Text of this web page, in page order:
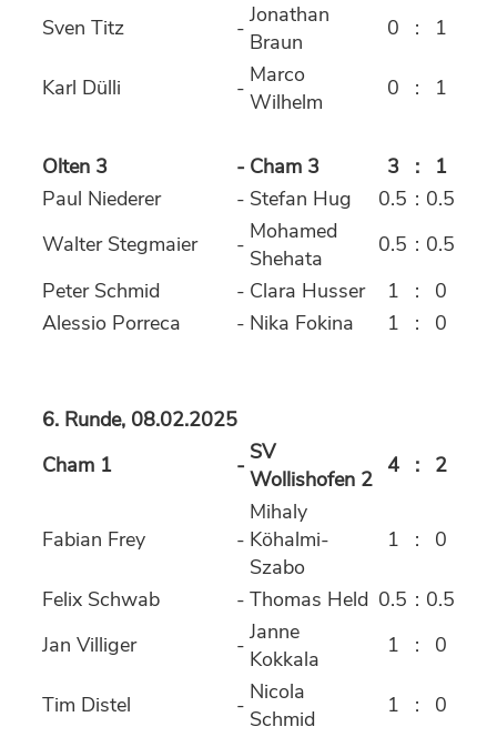
Sven Titz - Jonathan
Braun
0 : 1
Karl Dülli - Marco
Wilhelm
0 : 1
Olten 3 - Cham 3 3 :
1
Paul Niederer
- Stefan Hug 0.5 : 0.5
Walter Stegmaier
- Mohamed
Shehata
0.5 : 0.5
Peter Schmid
- Clara Husser 1 :
0
Alessio Porreca
- Nika Fokina 1 : 0
6. Runde, 08.02.2025
Cham 1
- SV
Wollishofen 2
4 : 2
Fabian Frey -
Mihaly
Köhalmi-
Szabo
1 : 0
Felix Schwab - Thomas Held 0.5 : 0.5
Jan Villiger
- Janne
Kokkala
1 : 0
Tim Distel - Nicola
Schmid
1 : 0